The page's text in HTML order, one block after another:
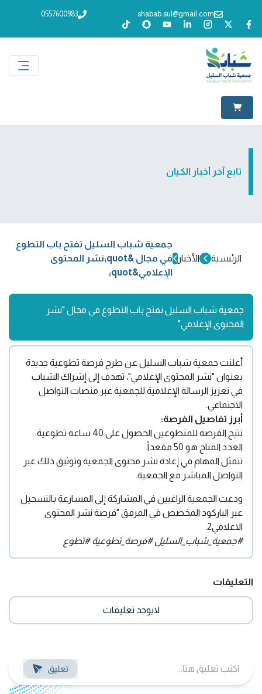
shabab.sul@gmail.com
0557600983
تابع آخر أخبار الكيان
الرئيسية الأخبار
جمعية شباب السليل تفتح باب التطوع
في مجال &quot;نشر المحتوى
الإعلامي&quot;
جمعية شباب السليل تفتح باب التطوع في مجال "نشر
المحتوى الإعلامي"
أعلنت جمعية شباب السليل عن طرح فرصة تطوعية جديدة
بعنوان "نشر المحتوى الإعلامي"، تهدف إلى إشراك الشباب
في تعزيز الرسالة الإعلامية للجمعية عبر منصات التواصل
الاجتماعي.
أبرز تفاصيل الفرصة:
تتيح الفرصة للمتطوعين الحصول على 40 ساعة تطوعية.
العدد المتاح هو 50 مقعداً.
تتمثل المهام في إعادة نشر محتوى الجمعية وتوثيق ذلك عبر
التواصل المباشر مع الجمعية.
ودعت الجمعية الراغبين في المشاركة إلى المسارعة بالتسجيل
عبر الباركود المخصص في المرفق "فرصة نشر المحتوى
الاعلامي2.
#جمعية_شباب_السليل #فرصة_تطوعية #تطوع
التعليقات
لايوجد تعليقات